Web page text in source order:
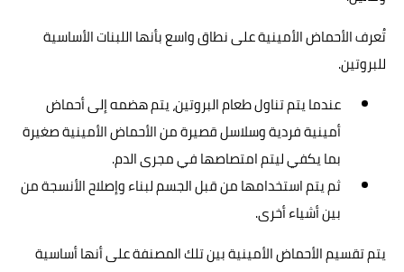
تُعرف الأحماض الأمينية على نطاق واسع بأنها اللبنات الأساسية
للبروتين.
عندما يتم تناول طعام البروتين، يتم هضمه إلى أحماض
أمينية فردية وسلاسل قصيرة من الأحماض الأمينية صغيرة
بما يكفي ليتم امتصاصها في مجرى الدم.
ثم يتم استخدامها من قبل الجسم لبناء وإصلاح الأنسجة من
بين أشياء أخرى.
يتم تقسيم الأحماض الأمينية بين تلك المصنفة على أنها أساسية